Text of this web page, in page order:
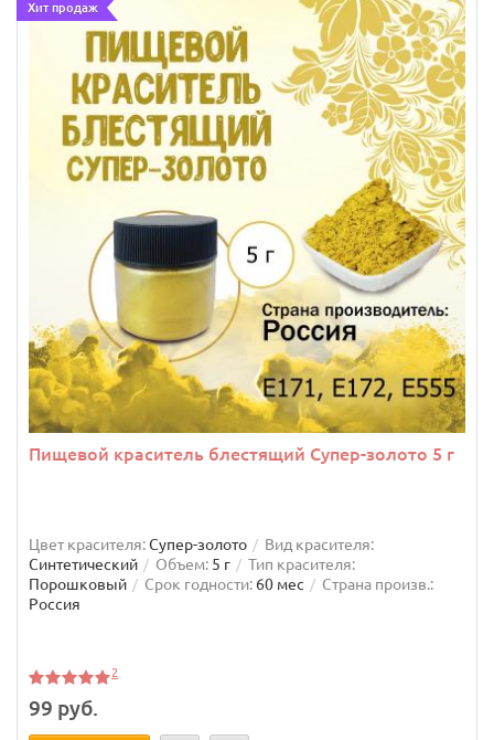
Хит продаж
Пищевой краситель блестящий Супер-золото 5 г
Цвет красителя:Супер-золото
Вид красителя:
Синтетический
Объем: 5 г
Тип красителя:
Порошковый
Срок годности: 60 мес
Страна произв.:
Россия
2
99 руб.